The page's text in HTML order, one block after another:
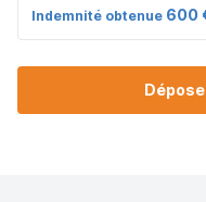
Indemnité obtenue 600